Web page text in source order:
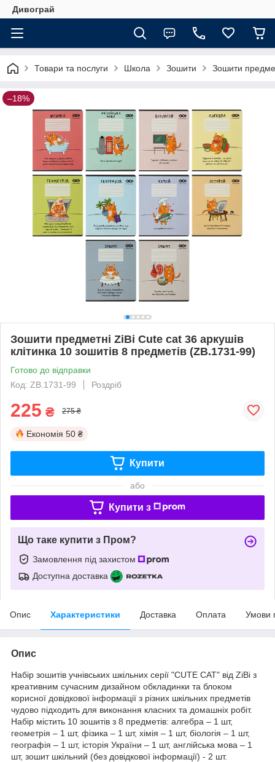
Дивограй
Товари та послуги Школа Зошити Зошити
–18%
Зошити предметні ZiBi Cute cat 36 аркушів
клітинка 10 зошитів 8 предметів (ZB.1731-99)
Готово до відправки
Код: ZB.1731-99
Роздріб
225 ₴ 275 ₴
Економія 50 ₴
Купити
або
Купити з
Що таке купити з Пром?
Замовлення під захистом
Доступна доставка
Опис Характеристики Доставка Оплата Умови
Опис
Набір зошитів учнівських шкільних серії "CUTE CAT" від ZiBi з
креативним сучасним дизайном обкладинки та блоком
корисної довідкової інформації з різних шкільних предметів
чудово підходить для виконання класних та домашніх робіт.
Набір містить 10 зошитів з 8 предметів: алгебра – 1 шт,
геометрія – 1 шт, фізика – 1 шт, хімія – 1 шт, біологія – 1 шт,
географія – 1 шт, історія України – 1 шт, англійська мова – 1
шт, зошит шкільний (без довідкової інформації) - 2 шт.